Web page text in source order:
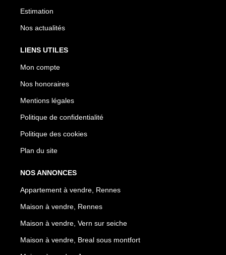
Estimation
Nos actualités
LIENS UTILES
Mon compte
Nos honoraires
Mentions légales
Politique de confidentialité
Politique des cookies
Plan du site
NOS ANNONCES
Appartement à vendre, Rennes
Maison à vendre, Rennes
Maison à vendre, Vern sur seiche
Maison à vendre, Breal sous montfort